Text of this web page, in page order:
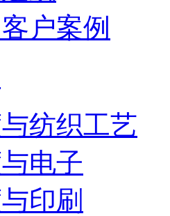
户案例
纺织工艺
电子
印刷